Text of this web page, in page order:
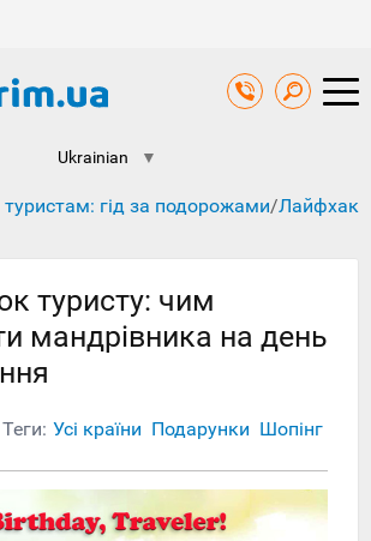
Ukrainian ▼
гід за подорожами/Лайфхакі
туристу: чим
мандрівника на день
Теги: Усі країни Подарунки Шопінг